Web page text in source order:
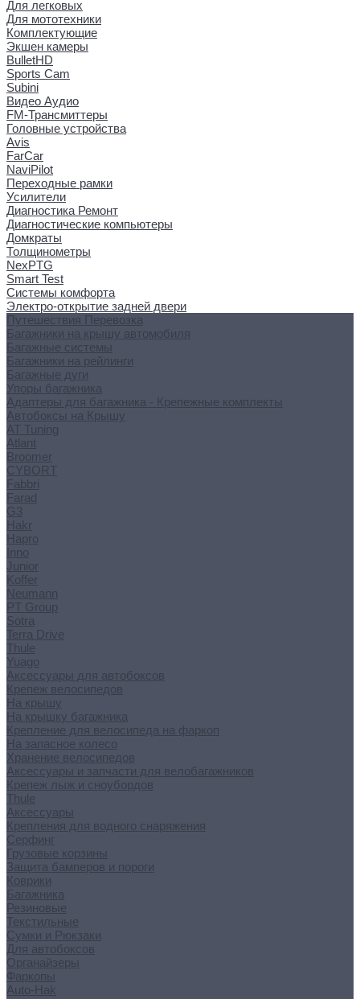
Для легковых
Для мототехники
Комплектующие
Экшен камеры
BulletHD
Sports Cam
Subini
Видео Аудио
FM-Трансмиттеры
Головные устройства
Avis
FarCar
NaviPilot
Переходные рамки
Усилители
Диагностика Ремонт
Диагностические компьютеры
Домкраты
Толщинометры
NexPTG
Smart Test
Системы комфорта
Электро-открытие задней двери
Путешествия Перевозка
Багажники на крышу автомобиля
Багажные системы
Багажники на рейлинги
Багажные дуги
Упоры багажника
Адаптеры для багажника - Крепежные комплекты
Автобоксы на Крышу
AT Tuning
Atlant
Broomer
CYBORT
Fabbri
Farad
G3
Hakr
Hapro
Inno
Junior
Koffer
Neumann
PT Group
Sotra
Terra Drive
Thule
Yuago
Аксессуары для автобоксов
Крепеж велосипедов
На крышу
На крышку багажника
Крепление для велосипеда на фаркоп
На запасное колесо
Хранение велосипедов
Аксессуары и запчасти для велобагажников
Крепеж лыж и сноубордов
Thule
Аксессуары
Крепления для водного снаряжения
Серфинг
Грузовые корзины
Защита бамперов и пороги
Коврики
Багажника
Резиновые
Текстильные
Сумки и Рюкзаки
Для автобоксов
Органайзеры
Фаркопы
Auto-Hak